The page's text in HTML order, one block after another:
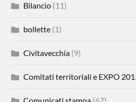
Bilancio (11)
bollette (1)
Civitavecchia (9)
Comitati territoriali e EXPO